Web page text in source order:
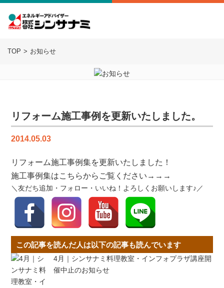
TOP お知らせ
リフォーム施工事例を更新いたしました。
2014.05.03
リフォーム施工事例集を更新いたしました！
施工事例集はこちらからご覧ください→→→
＼友だち追加・フォロー・いいね！よろしくお願いします♪／
この記事を読んだ人は以下の記事も読んでいます
4月｜シンサナミ料理教室・インフォプラザ講座開
催中止のお知らせ